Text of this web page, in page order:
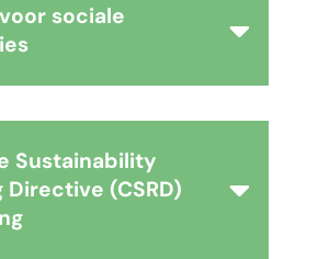
sociale
Sustainability
Directive (CSRD)